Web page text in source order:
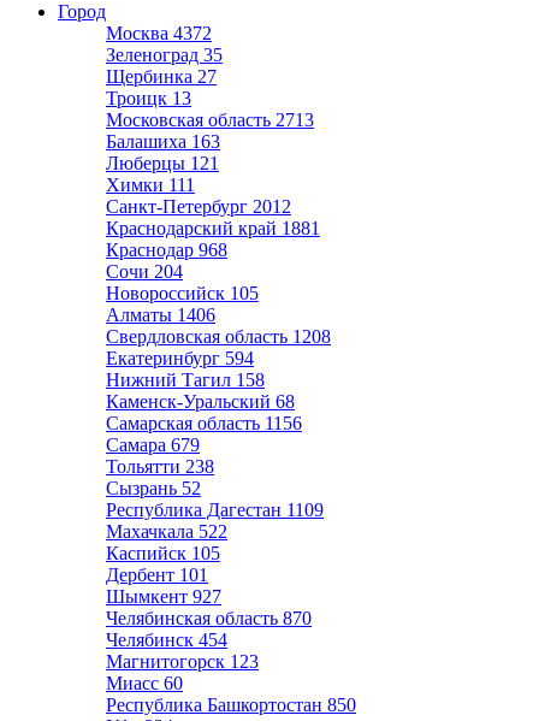
Город
Москва 4372
Зеленоград 35
Щербинка 27
Троицк 13
Московская область 2713
Балашиха 163
Люберцы 121
Химки 111
Санкт-Петербург 2012
Краснодарский край 1881
Краснодар 968
Сочи 204
Новороссийск 105
Алматы 1406
Свердловская область 1208
Екатеринбург 594
Нижний Тагил 158
Каменск-Уральский 68
Самарская область 1156
Самара 679
Тольятти 238
Сызрань 52
Республика Дагестан 1109
Махачкала 522
Каспийск 105
Дербент 101
Шымкент 927
Челябинская область 870
Челябинск 454
Магнитогорск 123
Миасс 60
Республика Башкортостан 850